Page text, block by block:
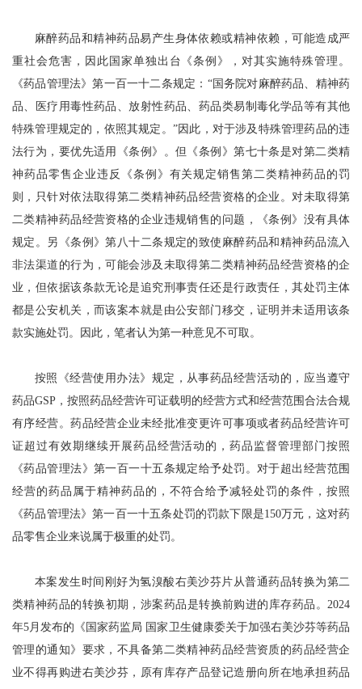
麻醉药品和精神药品易产生身体依赖或精神依赖，可能造成严
重社会危害，因此国家单独出台《条例》，对其实施特殊管理。
《药品管理法》第一百一十二条规定：“国务院对麻醉药品、精神药
品、医疗用毒性药品、放射性药品、药品类易制毒化学品等有其他
特殊管理规定的，依照其规定。”因此，对于涉及特殊管理药品的违
法行为，要优先适用《条例》。但《条例》第七十条是对第二类精
神药品零售企业违反《条例》有关规定销售第二类精神药品的罚
则，只针对依法取得第二类精神药品经营资格的企业。对未取得第
二类精神药品经营资格的企业违规销售的问题，《条例》没有具体
规定。另《条例》第八十二条规定的致使麻醉药品和精神药品流入
非法渠道的行为，可能会涉及未取得第二类精神药品经营资格的企
业，但依据该条款无论是追究刑事责任还是行政责任，其处罚主体
都是公安机关，而该案本就是由公安部门移交，证明并未适用该条
款实施处罚。因此，笔者认为第一种意见不可取。
按照《经营使用办法》规定，从事药品经营活动的，应当遵守
药品GSP，按照药品经营许可证载明的经营方式和经营范围合法合规
有序经营。药品经营企业未经批准变更许可事项或者药品经营许可
证超过有效期继续开展药品经营活动的，药品监督管理部门按照
《药品管理法》第一百一十五条规定给予处罚。对于超出经营范围
经营的药品属于精神药品的，不符合给予减轻处罚的条件，按照
《药品管理法》第一百一十五条处罚的罚款下限是150万元，这对药
品零售企业来说属于极重的处罚。
本案发生时间刚好为氢溴酸右美沙芬片从普通药品转换为第二
类精神药品的转换初期，涉案药品是转换前购进的库存药品。2024
年5月发布的《国家药监局 国家卫生健康委关于加强右美沙芬等药品
管理的通知》要求，不具备第二类精神药品经营资质的药品经营企
业不得再购进右美沙芬，原有库存产品登记造册向所在地承担药品